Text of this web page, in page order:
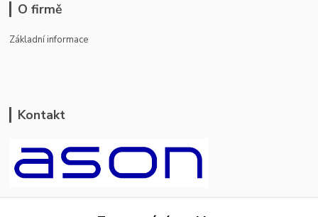
O firmě
Základní informace
Kontakt